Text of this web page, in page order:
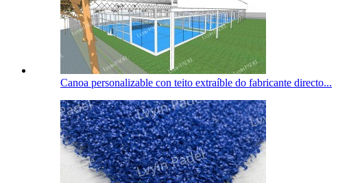
Canoa personalizable con teito extraíble do fabricante directo...